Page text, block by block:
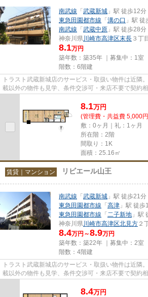
南武線 「武蔵新城 」駅 徒歩12分
東急田園都市線 「溝の口 」駅
南武線 「武蔵中原 」駅 徒歩28分
神奈川県川崎市高津区末長 ３丁
8.1万円
築年数：築35年 ｜募集中： 1室
階数：6階建
トラスト武蔵新城店のサービス・取扱い物件は近隣
載以外の物件も見学、条件交渉可・来店不要で契約
時無料駐車場有（要電話予約...
8.1万円
(管理費・共益費 5,000
敷：0ヶ月｜礼：1ヶ月
所在階：2階
間取り：1K
面積：25.16㎡
賃貸｜マンション リビエール山王
南武線 「武蔵新城 」駅 徒歩21分
東急田園都市線 「高津 」駅 徒歩
東急田園都市線 「二子新地 」駅
神奈川県川崎市高津区北見方 ２
8.4万円～8.9万円
築年数：築22年 ｜募集中： 2室
階数：4階建
トラスト武蔵新城店のサービス・取扱い物件は近隣
載以外の物件も見学、条件交渉可・来店不要で契約
時無料駐車場有（要電話予約...
8.4万円